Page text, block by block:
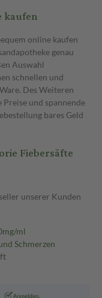
online kaufen
genau
Auswahl
schnellen und
Des Weiteren
und spannende
bares Geld
Fiebersäfte
unserer Kunden
ml
Schmerzen